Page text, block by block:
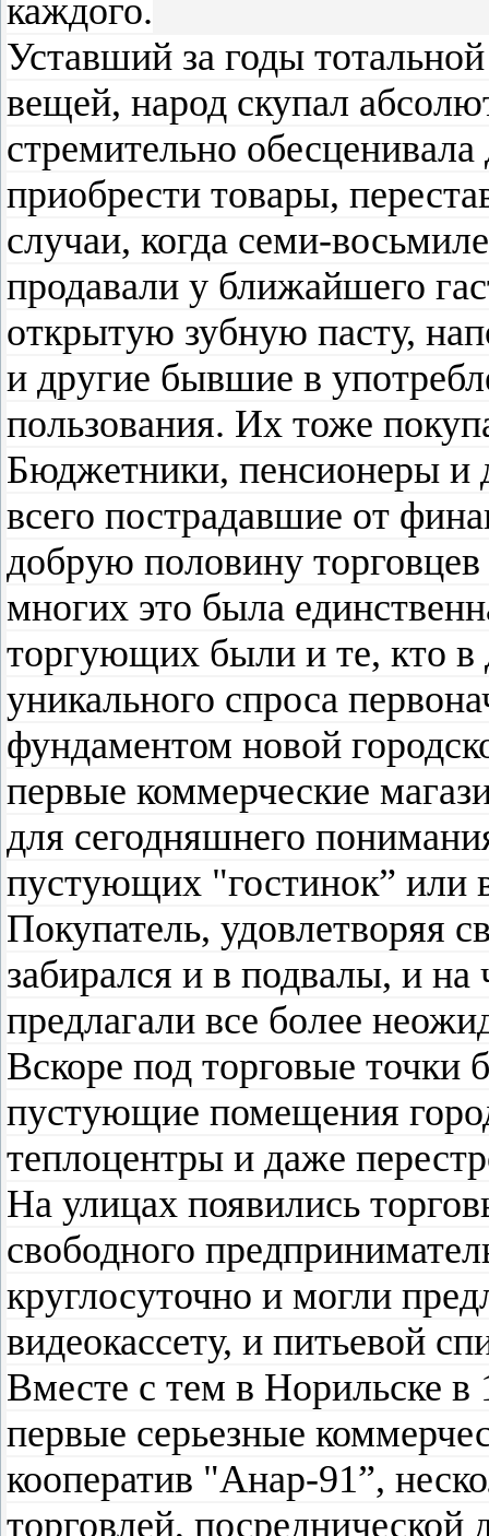
каждого.
Уставший за годы
вещей, народ скупал
стремительно
приобрести товары,
случаи, когда семи-
продавали у ближайшего
открытую зубную пасту,
и другие бывшие в
пользования. Их тоже
Бюджетники, пенсионеры и
всего пострадавшие от
добрую половину
многих это была
торгующих были и те, кто в
уникального спроса
фундаментом новой
первые коммерческие
для сегодняшнего
пустующих "гостинок” или
Покупатель, удовлетворяя
забирался и в подвалы, и
предлагали все более
Вскоре под торговые точки
пустующие помещения
теплоцентры и даже
На улицах появились
свободного
круглосуточно и могли
видеокассету, и питьевой
Вместе с тем в Норильске в
первые серьезные
кооператив "Анар-91”,
торговлей,